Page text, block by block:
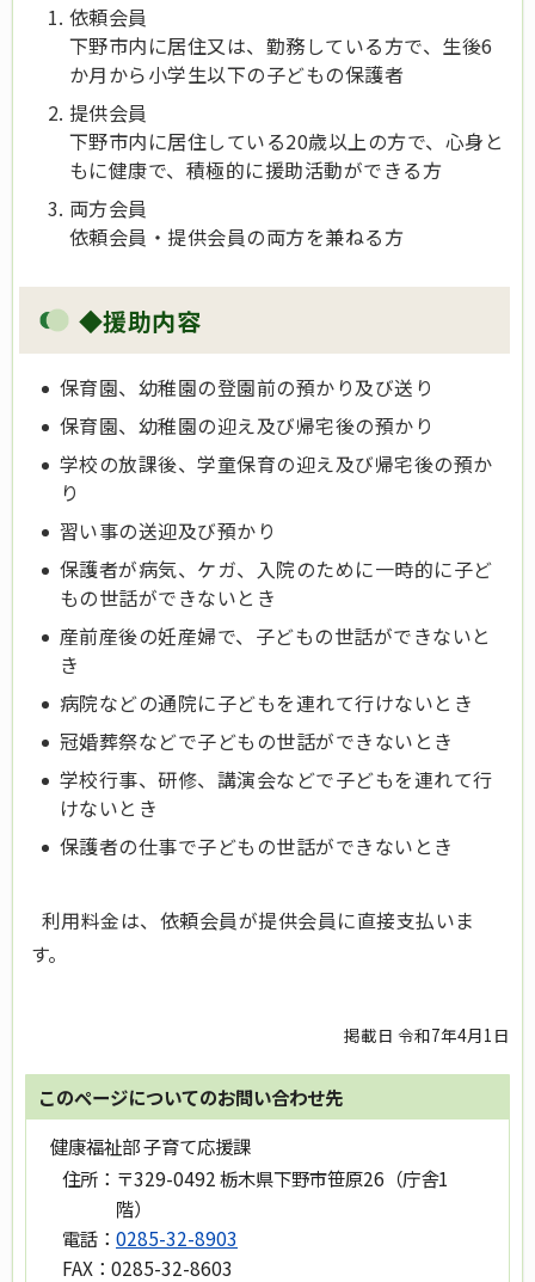
依頼会員
下野市内に居住又は、勤務している方で、生後6
か月から小学生以下の子どもの保護者
提供会員
下野市内に居住している20歳以上の方で、心身と
もに健康で、積極的に援助活動ができる方
両方会員
依頼会員・提供会員の両方を兼ねる方
◆援助内容
保育園、幼稚園の登園前の預かり及び送り
保育園、幼稚園の迎え及び帰宅後の預かり
学校の放課後、学童保育の迎え及び帰宅後の預か
り
習い事の送迎及び預かり
保護者が病気、ケガ、入院のために一時的に子ど
もの世話ができないとき
産前産後の妊産婦で、子どもの世話ができないと
き
病院などの通院に子どもを連れて行けないとき
冠婚葬祭などで子どもの世話ができないとき
学校行事、研修、講演会などで子どもを連れて行
けないとき
保護者の仕事で子どもの世話ができないとき
利用料金は、依頼会員が提供会員に直接支払いま
す。
掲載日 令和7年4月1日
このページについてのお問い合わせ先
健康福祉部 子育て応援課
住所： 〒329-0492 栃木県下野市笹原26（庁舎1
階）
電話： 0285-32-8903
FAX： 0285-32-8603